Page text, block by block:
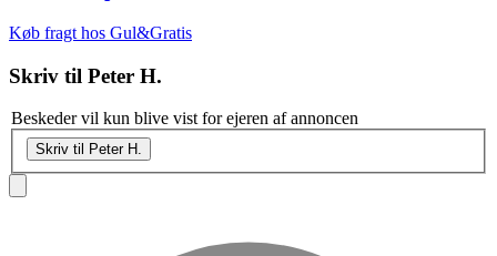
Køb fragt hos Gul&Gratis
Skriv til Peter H.
Beskeder vil kun blive vist for ejeren af annoncen
Skriv til Peter H.